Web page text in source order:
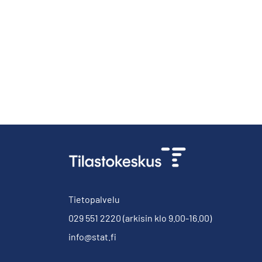
Tietopalvelu
029 551 2220 (arkisin klo 9.00-16.00)
info@stat.fi